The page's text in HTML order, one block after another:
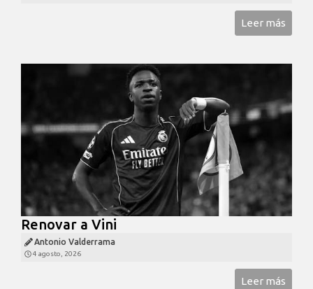
Leer más
Renovar a Vini
Antonio Valderrama
4 agosto, 2026
Leer más